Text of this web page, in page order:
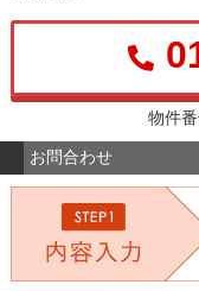
物件
お問合わせ